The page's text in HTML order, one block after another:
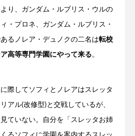
り、ガンダム・ルブリス・ウルの
・プロネ、ガンダム・ルブリス・
るノレア・デュノクの二名は転校
高等専門学園にやって来る。
際してソフィとノレアはスレッタ
アル(改修型)と交戦しているが、
ていない。自分を「スレッタお姉